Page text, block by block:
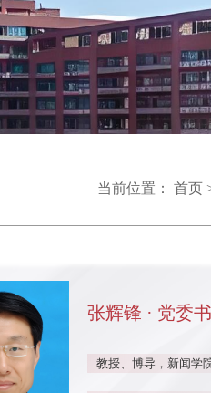
当前位置： 首页
张辉锋 · 党委
教授、博导，新闻学